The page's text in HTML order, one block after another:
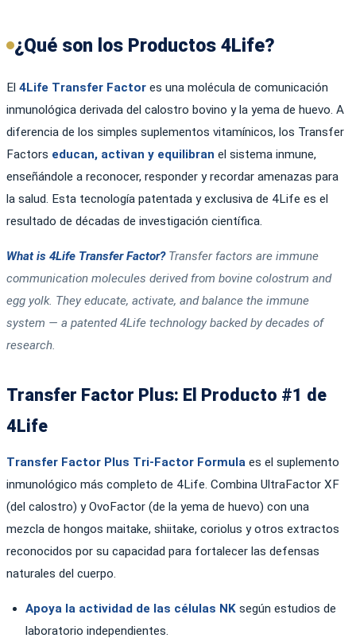
¿Qué son los Productos 4Life?
El 4Life Transfer Factor es una molécula de comunicación
inmunológica derivada del calostro bovino y la yema de huevo. A
diferencia de los simples suplementos vitamínicos, los Transfer
Factors educan, activan y equilibran el sistema inmune,
enseñándole a reconocer, responder y recordar amenazas para
la salud. Esta tecnología patentada y exclusiva de 4Life es el
resultado de décadas de investigación científica.
What is 4Life Transfer Factor?Transfer factors are immune
communication molecules derived from bovine colostrum and
egg yolk. They educate, activate, and balance the immune
system — a patented 4Life technology backed by decades of
research.
Transfer Factor Plus: El Producto #1 de
4Life
Transfer Factor Plus Tri-Factor Formula es el suplemento
inmunológico más completo de 4Life. Combina UltraFactor XF
(del calostro) y OvoFactor (de la yema de huevo) con una
mezcla de hongos maitake, shiitake, coriolus y otros extractos
reconocidos por su capacidad para fortalecer las defensas
naturales del cuerpo.
Apoya la actividad de las células NK según estudios de
laboratorio independientes.